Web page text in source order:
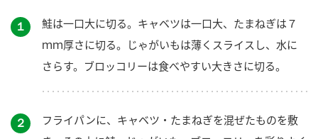
１
鮭は一口大に切る。キャベツは一口大、たまねぎは７
ｍｍ厚さに切る。じゃがいもは薄くスライスし、水に
さらす。ブロッコリーは食べやすい大きさに切る。
２
フライパンに、キャベツ・たまねぎを混ぜたものを敷